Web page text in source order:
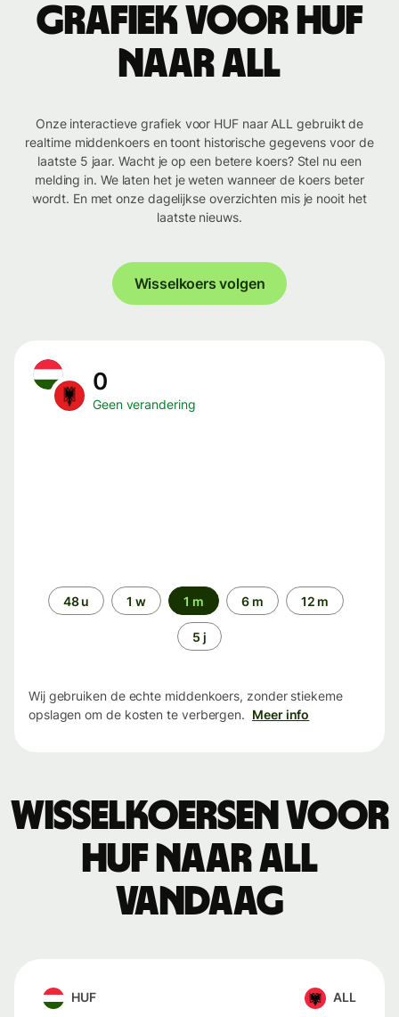
Grafiek voor HUF
naar ALL
Onze interactieve grafiek voor HUF naar ALL gebruikt de
realtime middenkoers en toont historische gegevens voor de
laatste 5 jaar. Wacht je op een betere koers? Stel nu een
melding in. We laten het je weten wanneer de koers beter
wordt. En met onze dagelijkse overzichten mis je nooit het
laatste nieuws.
Wisselkoers volgen
0
Geen verandering
Periode48 u 1 w 1 m 6 m 12 m
5 j
Wij gebruiken de echte middenkoers, zonder stiekeme
opslagen om de kosten te verbergen. Meer info
Wisselkoersen voor
HUF naar ALL
vandaag
HUF ALL